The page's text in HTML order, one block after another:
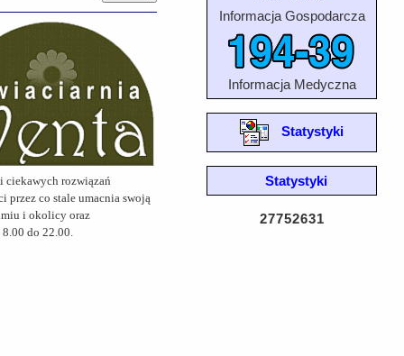
ciekawych rozwiązań
przez co stale umacnia swoją
i okolicy oraz
do 22.00.
Informacja Gospodarcza
Informacja Medyczna
Statystyki
Statystyki
27752631